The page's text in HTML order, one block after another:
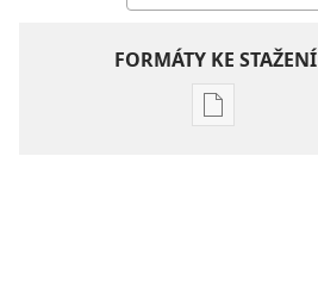
FORMÁTY KE STAŽENÍ
Formáty